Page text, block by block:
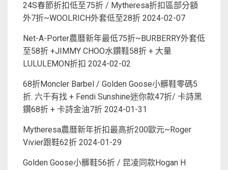
24S春節折扣低至75折 / Mytheresa折扣區部分額
外7折~WOOLRICH外套低至28折 2024-02-07
Net-A-Porter農曆新年最低75折~BURBERRY外套低
至58折 +JIMMY CHOO水鑽鞋58折 + 大量
LULULEMON折扣 2024-02-02
68折Moncler Barbel / Golden Goose小髒鞋零碼5
折. 六千有找 + Fendi Sunshine迷你款47折/ 卡詩黑
鑽68折 + 卡詩金油7折 2024-01-31
Mytheresa農曆新年折扣最高折200歐元~Roger
Vivier跟鞋62折 2024-01-29
Golden Goose小髒鞋56折 / 昆凌同款Hogan H